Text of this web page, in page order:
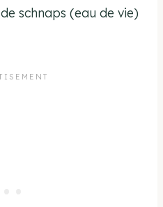
schnaps (eau de vie)